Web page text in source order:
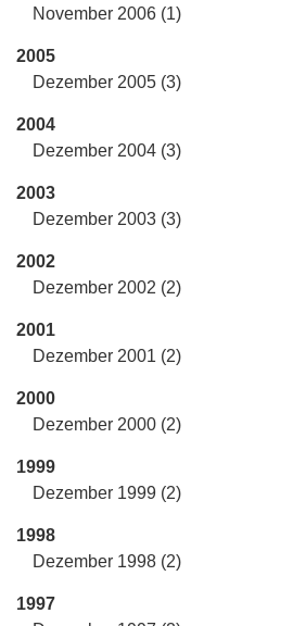
November 2006 (1)
2005
Dezember 2005 (3)
2004
Dezember 2004 (3)
2003
Dezember 2003 (3)
2002
Dezember 2002 (2)
2001
Dezember 2001 (2)
2000
Dezember 2000 (2)
1999
Dezember 1999 (2)
1998
Dezember 1998 (2)
1997